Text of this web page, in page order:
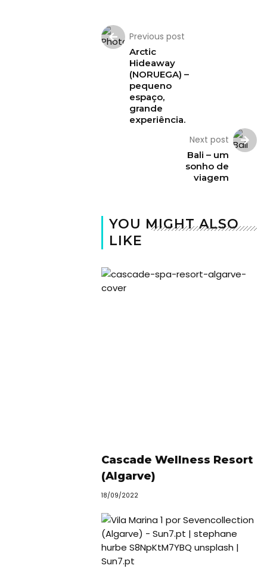
Swimwear
Eventos
Água
Bronzeado
Falem
connosco!
Previous post
Arctic
Hideaway
(NORUEGA) –
pequeno
espaço,
grande
experiência.
Next post
Bali – um
sonho de
viagem
YOU MIGHT ALSO
LIKE
Cascade Wellness Resort
(Algarve)
18/09/2022